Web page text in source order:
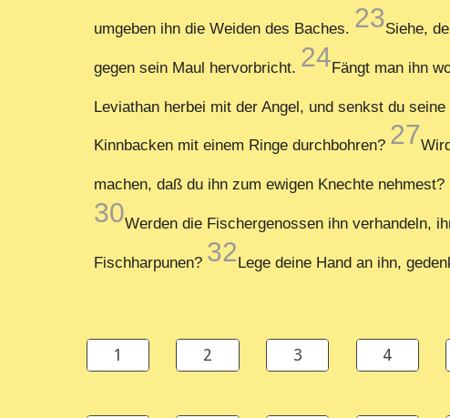
umgeben ihn die Weiden des Baches. 23Siehe,
gegen sein Maul hervorbricht. 24Fängt man ihn
Leviathan herbei mit der Angel, und senkst du
Kinnbacken mit einem Ringe durchbohren? 27
machen, daß du ihn zum ewigen Knechte nehmest?
30Werden die Fischergenossen ihn verhandeln,
Fischharpunen? 32Lege deine Hand an ihn,
1 2 3 4